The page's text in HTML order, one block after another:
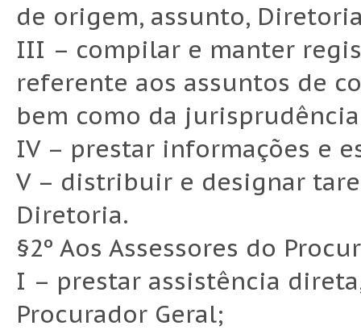
de origem, assunto,
III – compilar e manter
referente aos assuntos de
bem como da
IV – prestar informações e
V – distribuir e designar
Diretoria.
§2º Aos Assessores do
I – prestar assistência
Procurador Geral;